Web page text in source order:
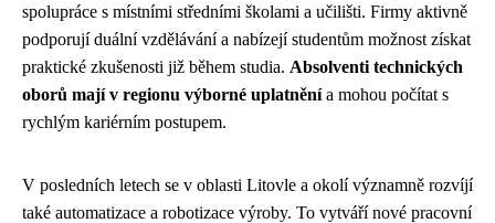
spolupráce s místními středními školami a učilišti. Firmy aktivně
podporují duální vzdělávání a nabízejí studentům možnost získat
praktické zkušenosti již během studia. Absolventi technických
oborů mají v regionu výborné uplatněnía mohou počítat s
rychlým kariérním postupem.
V posledních letech se v oblasti Litovle a okolí významně rozvíjí
také automatizace a robotizace výroby. To vytváří nové pracovní